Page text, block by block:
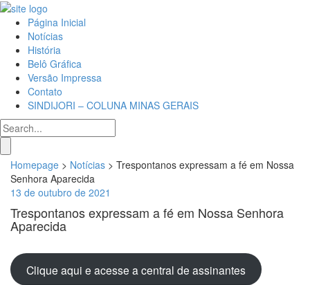
Página Inicial
Notícias
História
Belô Gráfica
Versão Impressa
Contato
SINDIJORI – COLUNA MINAS GERAIS
Homepage > Notícias > Trespontanos expressam a fé em Nossa
Senhora Aparecida
13 de outubro de 2021
Trespontanos expressam a fé em Nossa Senhora
Aparecida
Clique aqui e acesse a central de assinantes